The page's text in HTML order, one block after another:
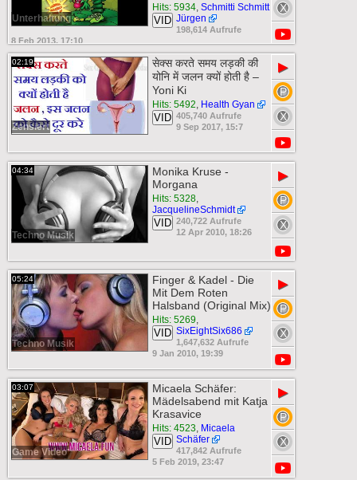
Unterhaltung
Hits: 5934, Schmitti Schmitt
Jürgen
VID
198,614 Aufrufe
8 Feb 2013, 17:10
02:19
Zensiert
सेक्स करते समय लड़की की
योनि में जलन क्यों होती है –
Yoni Ki
Hits: 5492, Health Gyan
VID 405,740 Aufrufe
9 Sep 2017, 15:7
▶
04:34
Techno Musik
Monika Kruse -
Morgana
Hits: 5328,
JacquelineSchmidt
VID 240,722 Aufrufe
12 Apr 2010, 18:26
▶
05:24
Techno Musik
Finger & Kadel - Die
Mit Dem Roten
Halsband (Original Mix)
Hits: 5269,
SixEightSix686
VID
1,647,632 Aufrufe
9 Jan 2010, 19:39
▶
03:07
Game Video
Micaela Schäfer:
Mädelsabend mit Katja
Krasavice
Hits: 4523, Micaela
Schäfer
VID
417,842 Aufrufe
5 Feb 2019, 23:47
▶